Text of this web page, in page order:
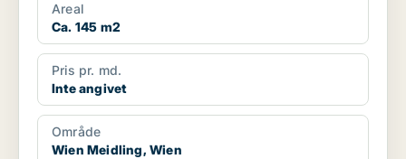
Areal
Ca. 145 m2
Pris pr. md.
Inte angivet
Område
Wien Meidling, Wien